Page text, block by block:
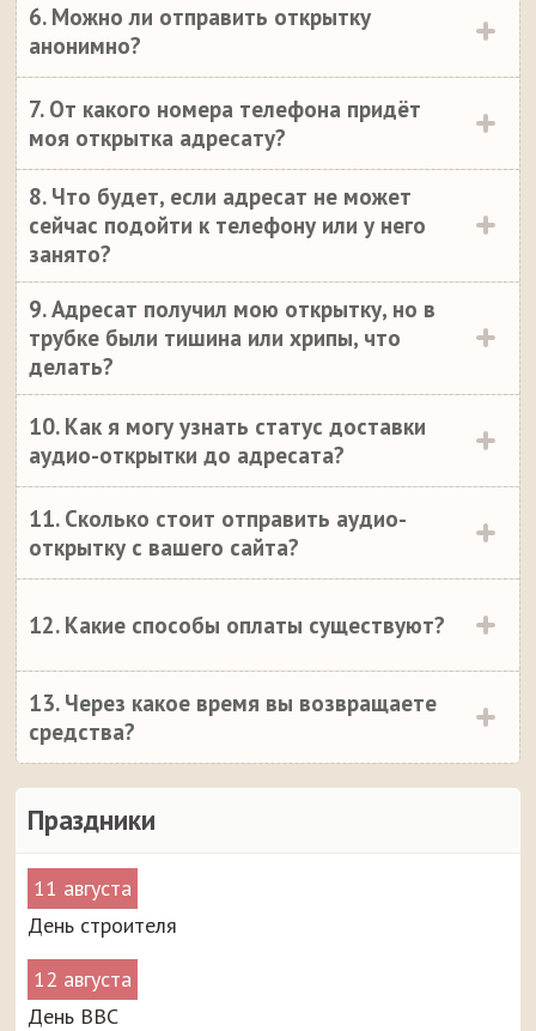
Праздники
11 августа
День строителя
12 августа
День ВВС
6. Можно ли отправить открытку
анонимно?
7. От какого номера телефона придёт
моя открытка адресату?
8. Что будет, если адресат не может
сейчас подойти к телефону или у него
занято?
9. Адресат получил мою открытку, но в
трубке были тишина или хрипы, что
делать?
10. Как я могу узнать статус доставки
аудио-открытки до адресата?
11. Сколько стоит отправить аудио-
открытку с вашего сайта?
12. Какие способы оплаты существуют?
13. Через какое время вы возвращаете
средства?